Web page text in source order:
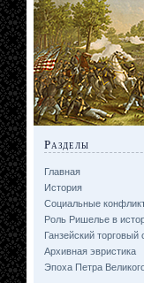
Разделы
Главная
История
Социальные
Роль Ришелье в
Ганзейский торговый
Архивная эвристика
Эпоха Петра